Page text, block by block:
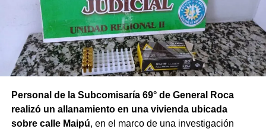
Personal de la Subcomisaría 69° de General Roca
realizó un allanamiento en una vivienda ubicada
sobre calle Maipú, en el marco de una investigación